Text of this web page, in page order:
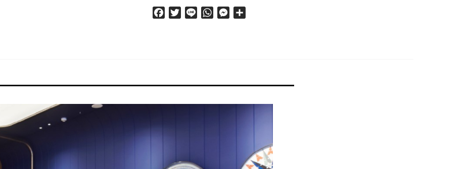
FacebookTwitter
Line WhatsAppMessenger